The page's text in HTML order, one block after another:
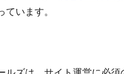
ています。